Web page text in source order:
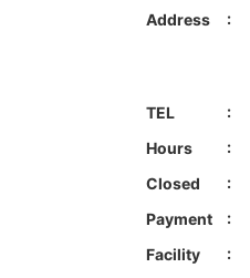
Address
TEL
Hours
Closed
Payment
Facility